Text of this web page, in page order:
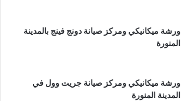
ورشة ميكانيكي ومركز صيانة دونج فينج بالمدينة
المنورة
ورشة ميكانيكي ومركز صيانة جريت وول في
المدينة المنورة